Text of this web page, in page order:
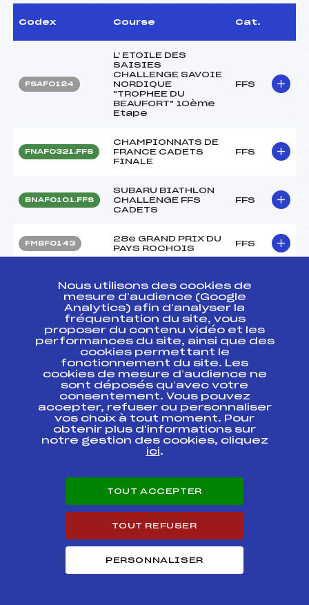
Codex Course Cat.
FSAF0124
L' ETOILE DES
SAISIES
CHALLENGE SAVOIE
NORDIQUE
"TROPHEE DU
BEAUFORT" 10ème
Etape
FFS
FNAF0321.FFS
CHAMPIONNATS DE
FRANCE CADETS
FINALE
FFS
BNAF0101.FFS
SUBARU BIATHLON
CHALLENGE FFS
CADETS
FFS
FMBF0143
28e GRAND PRIX DU
PAYS ROCHOIS
FFS
FRANCE CADET
DEUXIEME ETAPE
JOUR 2
FFS
FNAF0201.FFS
CHAMPIONNAT DE
FRANCE CADET
DEUXIEME ETAPE
JOUR 1
BNAF0073.FFS
SUBARU BIATHLON
CHALLENGE FFS
CADETS
FFS
SUBARU BIATHLON
CHALLENGE FFS
GP du Praz de Lys
BNAF0053.FFS
SUBARU BIATHLON
CADETS
FFS
SUBARU BIATHLON
Nous utilisons des cookies de
mesure d’audience (Google
Analytics) afin d’analyser la
fréquentation du site, vous
proposer du contenu vidéo et les
performances du site, ainsi que des
cookies permettant le
fonctionnement du site. Les
cookies de mesure d’audience ne
sont déposés qu’avec votre
consentement. Vous pouvez
accepter, refuser ou personnaliser
vos choix à tout moment. Pour
obtenir plus d'informations sur
notre gestion des cookies, cliquez
ici.
TOUT ACCEPTER
TOUT REFUSER
PERSONNALISER